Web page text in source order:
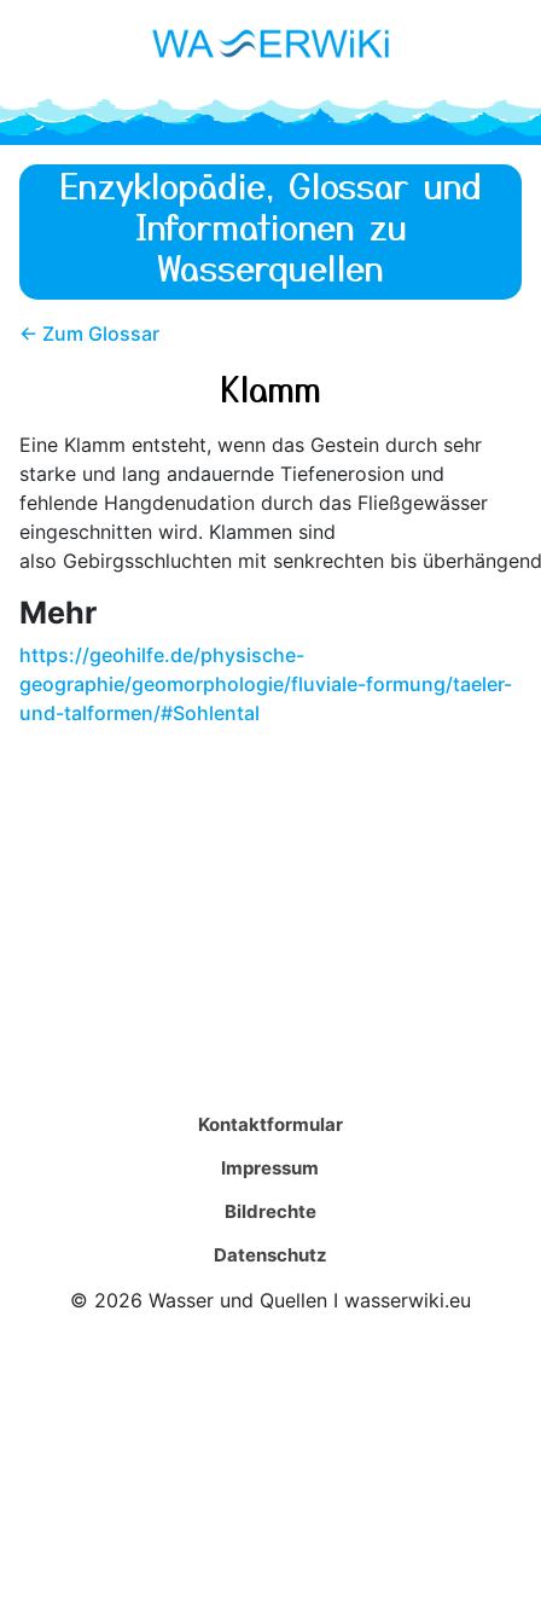
Enzyklopädie, Glossar und
Informationen zu
Wasserquellen
← Zum Glossar
Klamm
Eine Klamm entsteht, wenn das Gestein durch sehr
starke und lang andauernde Tiefenerosion und
fehlende Hangdenudation durch das Fließgewässer
eingeschnitten wird. Klammen sind
also Gebirgsschluchten mit senkrechten bis
Mehr
https://geohilfe.de/physische-
geographie/geomorphologie/fluviale-formung/taeler-
und-talformen/#Sohlental
Kontaktformular
Impressum
Bildrechte
Datenschutz
© 2026 Wasser und Quellen I wasserwiki.eu